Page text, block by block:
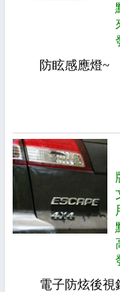
防眩感應燈~
電子防炫後視